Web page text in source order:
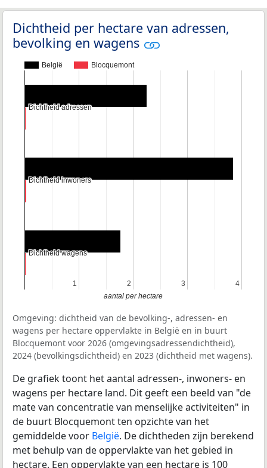
Dichtheid per hectare van adressen,
bevolking en wagens
België Blocquemont
1
1 2
2 3
3 4
4
Dichtheid adressen
Dichtheid adressen
Dichtheid inwoners
Dichtheid inwoners
Dichtheid wagens
Dichtheid wagens
aantal per hectare
Omgeving: dichtheid van de bevolking-, adressen- en
wagens per hectare oppervlakte in België en in buurt
Blocquemont voor 2026 (omgevingsadressendichtheid),
2024 (bevolkingsdichtheid) en 2023 (dichtheid met wagens).
De grafiek toont het aantal adressen-, inwoners- en
wagens per hectare land. Dit geeft een beeld van "de
mate van concentratie van menselijke activiteiten" in
de buurt Blocquemont ten opzichte van het
gemiddelde voor België. De dichtheden zijn berekend
met behulp van de oppervlakte van het gebied in
hectare. Een oppervlakte van een hectare is 100